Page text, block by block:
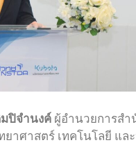
ปิจำนงค์ ผู้อำนวยการส
าศาสตร์ เทคโนโลยี แล